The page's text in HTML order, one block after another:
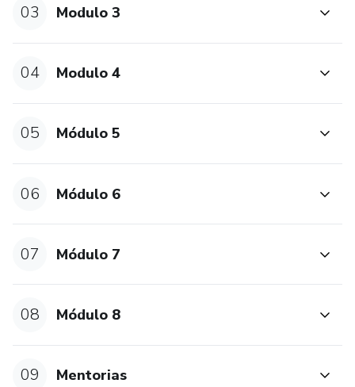
adquirir separadamente entrando em contato diretamente
com nossa equipe de suporte após a compra do curso.
03 Modulo 3
04 Modulo 4
05 Módulo 5
06 Módulo 6
07 Módulo 7
08 Módulo 8
09 Mentorias